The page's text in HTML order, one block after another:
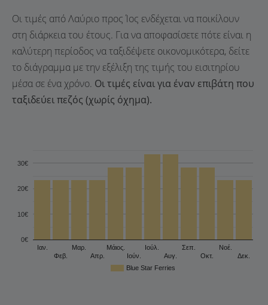
Οι τιμές από Λαύριο προς Ίος ενδέχεται να ποικίλουν
στη διάρκεια του έτους. Για να αποφασίσετε πότε είναι η
καλύτερη περίοδος να ταξιδέψετε οικονομικότερα, δείτε
το διάγραμμα με την εξέλιξη της τιμής του εισιτηρίου
μέσα σε ένα χρόνο. Οι τιμές είναι για έναν επιβάτη που
ταξιδεύει πεζός (χωρίς όχημα).
Blue Star Ferries
Ιαν.
Φεβ.
Μαρ.
Απρ.
Μάιος.
Ιούν.
Ιούλ.
Αυγ.
Σεπ.
Οκτ.
Νοέ.
Δεκ.
0€
10€
20€
30€